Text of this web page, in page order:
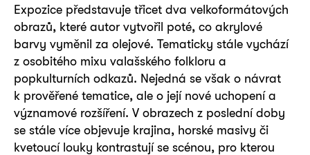
Expozice představuje třicet dva velkoformátových
obrazů, které autor vytvořil poté, co akrylové
barvy vyměnil za olejové. Tematicky stále vychází
z osobitého mixu valašského folkloru a
popkulturních odkazů. Nejedná se však o návrat
k prověřené tematice, ale o její nové uchopení a
významové rozšíření. V obrazech z poslední doby
se stále více objevuje krajina, horské masivy či
kvetoucí louky kontrastují se scénou, pro kterou